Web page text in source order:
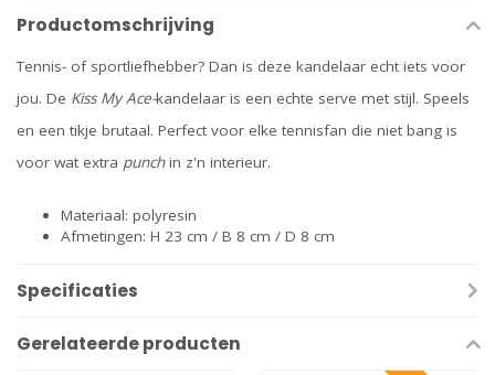
Productomschrijving
Tennis- of sportliefhebber? Dan is deze kandelaar echt iets voor
jou. De Kiss My Ace-kandelaar is een echte serve met stijl. Speels
en een tikje brutaal. Perfect voor elke tennisfan die niet bang is
voor wat extra punchin z'n interieur.
Materiaal: polyresin
Afmetingen: H 23 cm / B 8 cm / D 8 cm
Specificaties
Gerelateerde producten